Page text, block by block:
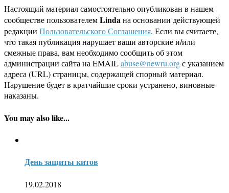
Настоящий материал самостоятельно опубликован в нашем
сообществе пользователемLindaна основании действующей
редакции Пользовательского Соглашения. Если вы считаете,
что такая публикация нарушает ваши авторские и/или
смежные права, вам необходимо сообщить об этом
администрации сайта на EMAILabuse@newru.orgс указанием
адреса (URL) страницы, содержащей спорный материал.
Нарушение будет в кратчайшие сроки устранено, виновные
наказаны.
You may also like...
День защиты китов
19.02.2018